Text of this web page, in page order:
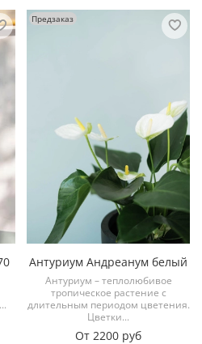
Предзаказ
Антуриум Андреанум белый
Антуриум – теплолюбивое
тропическое растение с
длительным периодом цветения.
Цветки...
От 2200 руб